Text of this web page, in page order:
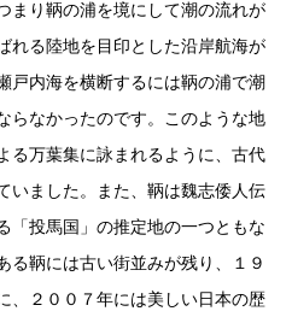
まり鞆の浦を境にして潮の流れが
れる陸地を目印とした沿岸航海が
戸内海を横断するには鞆の浦で潮
らなかったのです。このような地
る万葉集に詠まれるように、古代
いました。また、鞆は魏志倭人伝
「投馬国」の推定地の一つともな
る鞆には古い街並みが残り、１９
、２００７年には美しい日本の歴